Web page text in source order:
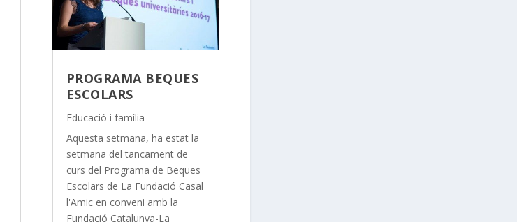
PROGRAMA BEQUES
ESCOLARS
Educació i família
Aquesta setmana, ha estat la
setmana del tancament de
curs del Programa de Beques
Escolars de La Fundació Casal
l'Amic en conveni amb la
Fundació Catalunya-La